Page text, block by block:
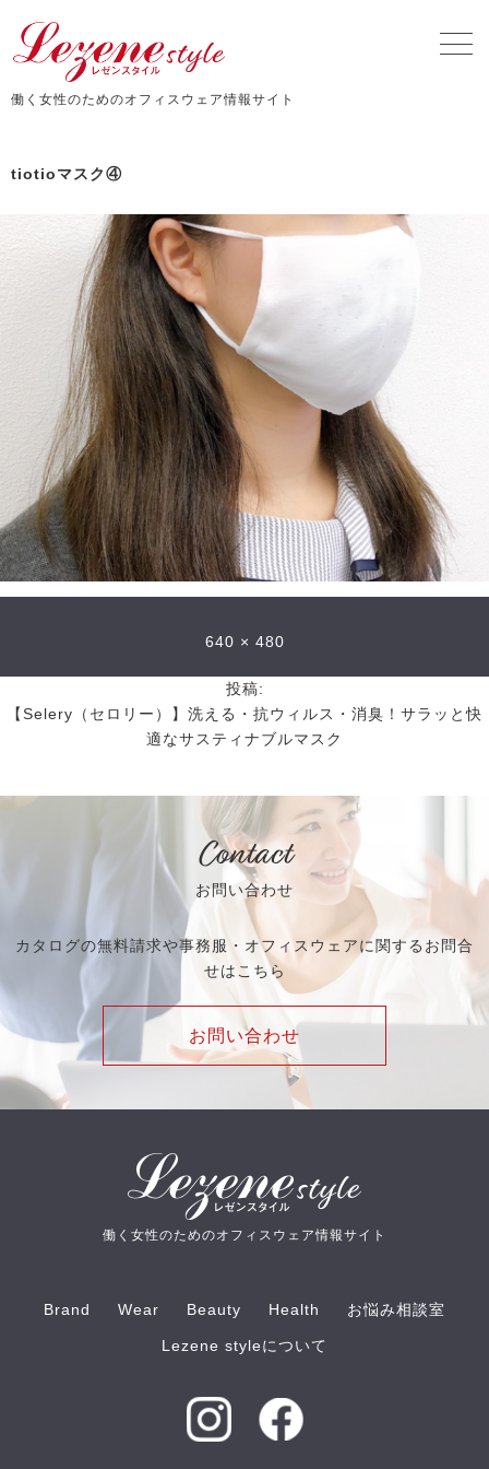
働く女性のためのオフィスウェア情報サイト
tiotioマスク④
640 × 480
投稿:
【Selery（セロリー）】洗える・抗ウィルス・消臭！サラッと快
適なサスティナブルマスク
Contact
お問い合わせ
カタログの無料請求や事務服・オフィスウェアに関するお問合
せはこちら
お問い合わせ
働く女性のためのオフィスウェア情報サイト
Brand Wear Beauty Health お悩み相談室
Lezene styleについて